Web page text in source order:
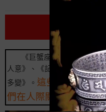
《巨蟹座特質》包括《
人意》、《記憶力強》、《
多變》。 這些特質塑造
們在人際關係和生活中